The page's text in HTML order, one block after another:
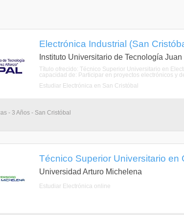
Electrónica Industrial (San
Instituto Universitario de Tecnología
Título ofrecido: Técnico Superior Universitario en
capacidad de: Participar en proyectos electrónicos y
Estudiar Electrónica en San Cristóbal
- 3 Años - San Cristóbal
Técnico Superior Universitario
Universidad Arturo Michelena
Estudiar Electrónica online